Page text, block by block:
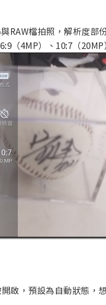
RAW檔拍照，解析度部
（4MP）、10:7（
啟，預設為自動狀態，